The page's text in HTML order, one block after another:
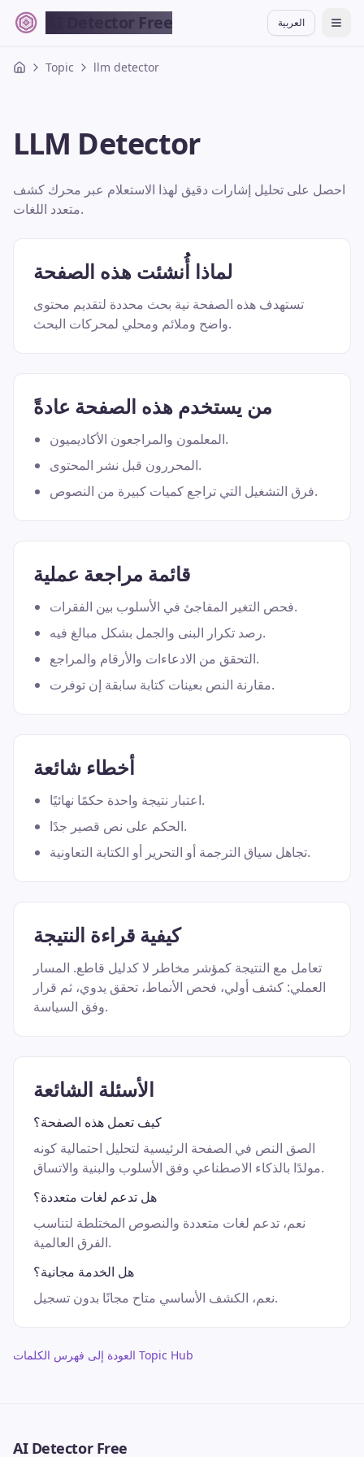
AI Detector Free العربية 切换
Topic llm detector
LLM Detector
احصل على تحليل إشارات دقيق لهذا الاستعلام عبر محرك كشف
متعدد اللغات.
لماذا أُنشئت هذه الصفحة
تستهدف هذه الصفحة نية بحث محددة لتقديم محتوى
واضح وملائم ومحلي لمحركات البحث.
من يستخدم هذه الصفحة عادةً
المعلمون والمراجعون الأكاديميون.
المحررون قبل نشر المحتوى.
فرق التشغيل التي تراجع كميات كبيرة من النصوص.
قائمة مراجعة عملية
فحص التغير المفاجئ في الأسلوب بين الفقرات.
رصد تكرار البنى والجمل بشكل مبالغ فيه.
التحقق من الادعاءات والأرقام والمراجع.
مقارنة النص بعينات كتابة سابقة إن توفرت.
أخطاء شائعة
اعتبار نتيجة واحدة حكمًا نهائيًا.
الحكم على نص قصير جدًا.
تجاهل سياق الترجمة أو التحرير أو الكتابة التعاونية.
كيفية قراءة النتيجة
تعامل مع النتيجة كمؤشر مخاطر لا كدليل قاطع. المسار
العملي: كشف أولي، فحص الأنماط، تحقق يدوي، ثم قرار
وفق السياسة.
الأسئلة الشائعة
كيف تعمل هذه الصفحة؟
الصق النص في الصفحة الرئيسية لتحليل احتمالية كونه
مولدًا بالذكاء الاصطناعي وفق الأسلوب والبنية والاتساق.
هل تدعم لغات متعددة؟
نعم، تدعم لغات متعددة والنصوص المختلطة لتناسب
الفرق العالمية.
هل الخدمة مجانية؟
نعم، الكشف الأساسي متاح مجانًا بدون تسجيل.
العودة إلى فهرس الكلمات Topic Hub
AI Detector Free